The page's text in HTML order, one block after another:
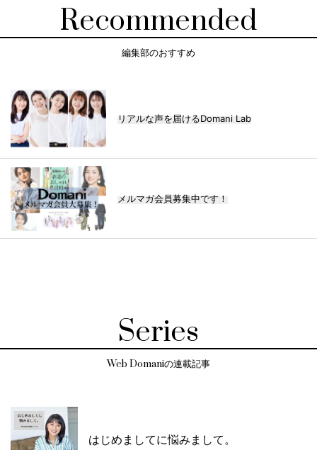
Recommended
編集部のおすすめ
リアルな声を届けるDomani Lab
メルマガ会員募集中です！
Series
Web Domaniの連載記事
はじめましてに悩みまして。